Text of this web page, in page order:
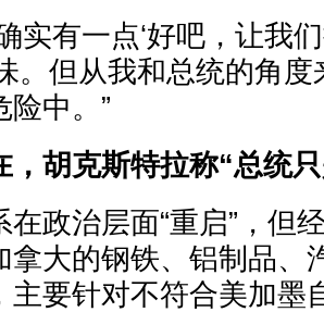
实有一点‘好吧，让我
。但从我和总统的角
险中。”
，胡克斯特拉称“总统
在政治层面“重启”，但
拿大的钢铁、铝制品、
主要针对不符合美加墨